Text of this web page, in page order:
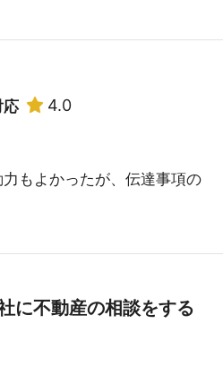
応
4.0
もよかったが、伝達事項の
に不動産の相談をする